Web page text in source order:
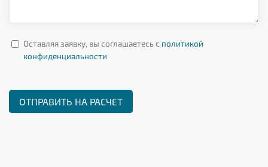
Оставляя заявку, вы соглашаетесь с политикой
конфиденциальности